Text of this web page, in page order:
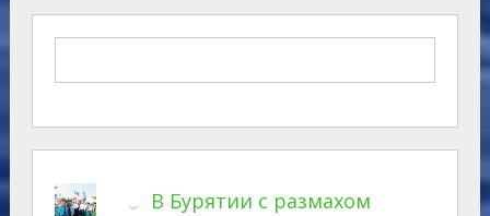
В Бурятии с размахом